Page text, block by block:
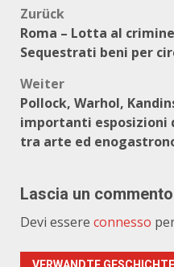
Zurück
Roma – Lotta al
Sequestrati beni per
Weiter
Pollock, Warhol,
importanti esposizioni
tra arte ed
Lascia un commento
Devi essere connesso